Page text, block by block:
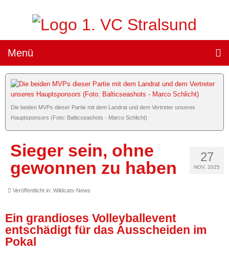
Menü
Teams »
(„Sparkassen Wildcats Stralsund“) »
Team
Spielplan
Ergebnisse
Tickets
Spieltagshefte
Die beiden MVPs dieser Partie mit dem Landrat und dem Vertreter unseres
Hauptsponsors (Foto: Balticseashots - Marco Schlicht)
27
NOV. 2025
Sieger sein, ohne
gewonnen zu haben
Veröffentlicht in: Wildcats-News
Ein grandioses Volleyballevent
entschädigt für das Ausscheiden im
Pokal